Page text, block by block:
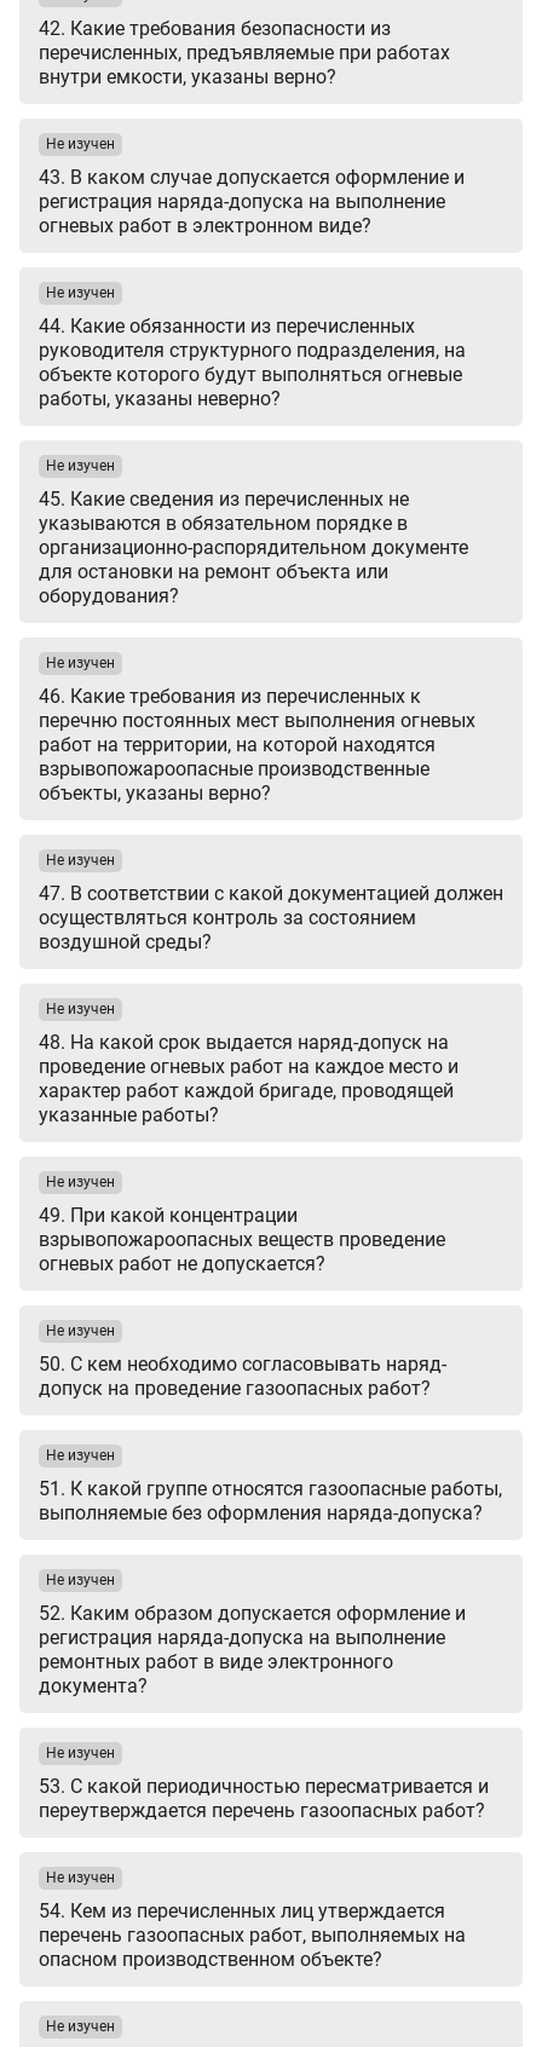
42. Какие требования безопасности из
перечисленных, предъявляемые при работах
внутри емкости, указаны верно?
43. В каком случае допускается оформление и
регистрация наряда-допуска на выполнение
огневых работ в электронном виде?
Не изучен
44. Какие обязанности из перечисленных
руководителя структурного подразделения, на
объекте которого будут выполняться огневые
работы, указаны неверно?
Не изучен
45. Какие сведения из перечисленных не
указываются в обязательном порядке в
организационно-распорядительном документе
для остановки на ремонт объекта или
оборудования?
Не изучен
46. Какие требования из перечисленных к
перечню постоянных мест выполнения огневых
работ на территории, на которой находятся
взрывопожароопасные производственные
объекты, указаны верно?
Не изучен
47. В соответствии с какой документацией должен
осуществляться контроль за состоянием
воздушной среды?
Не изучен
48. На какой срок выдается наряд-допуск на
проведение огневых работ на каждое место и
характер работ каждой бригаде, проводящей
указанные работы?
Не изучен
49. При какой концентрации
взрывопожароопасных веществ проведение
огневых работ не допускается?
Не изучен
50. С кем необходимо согласовывать наряд-
допуск на проведение газоопасных работ?
Не изучен
51. К какой группе относятся газоопасные работы,
выполняемые без оформления наряда-допуска?
Не изучен
52. Каким образом допускается оформление и
регистрация наряда-допуска на выполнение
ремонтных работ в виде электронного
документа?
Не изучен
53. С какой периодичностью пересматривается и
переутверждается перечень газоопасных работ?
Не изучен
54. Кем из перечисленных лиц утверждается
перечень газоопасных работ, выполняемых на
опасном производственном объекте?
Не изучен
Не изучен